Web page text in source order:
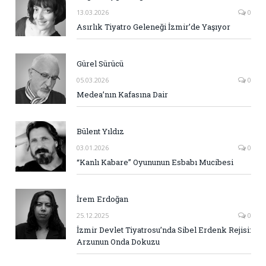
13.03.2026 0
Asırlık Tiyatro Geleneği İzmir’de Yaşıyor
Gürel Sürücü
05.03.2026 0
Medea’nın Kafasına Dair
Bülent Yıldız
03.01.2026 0
“Kanlı Kabare” Oyununun Esbabı Mucibesi
İrem Erdoğan
25.12.2025 0
İzmir Devlet Tiyatrosu’nda Sibel Erdenk Rejisi:
Arzunun Onda Dokuzu